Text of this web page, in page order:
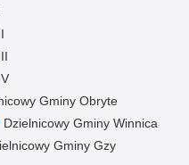
Gminy Obryte
Dzielnicowy Gminy Winnica
Gminy Gzy